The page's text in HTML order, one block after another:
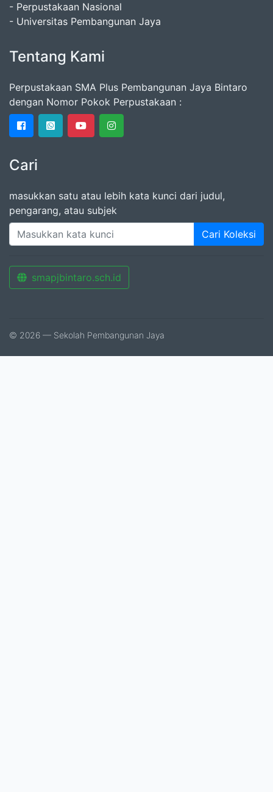
- Perpustakaan Nasional
- Universitas Pembangunan Jaya
Tentang Kami
Perpustakaan SMA Plus Pembangunan Jaya Bintaro
dengan Nomor Pokok Perpustakaan :
Cari
masukkan satu atau lebih kata kunci dari judul,
pengarang, atau subjek
Cari Koleksi
smapjbintaro.sch.id
© 2026 — Sekolah Pembangunan Jaya